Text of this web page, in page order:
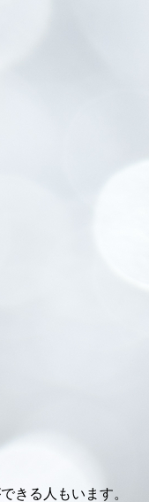
きる人もいます。